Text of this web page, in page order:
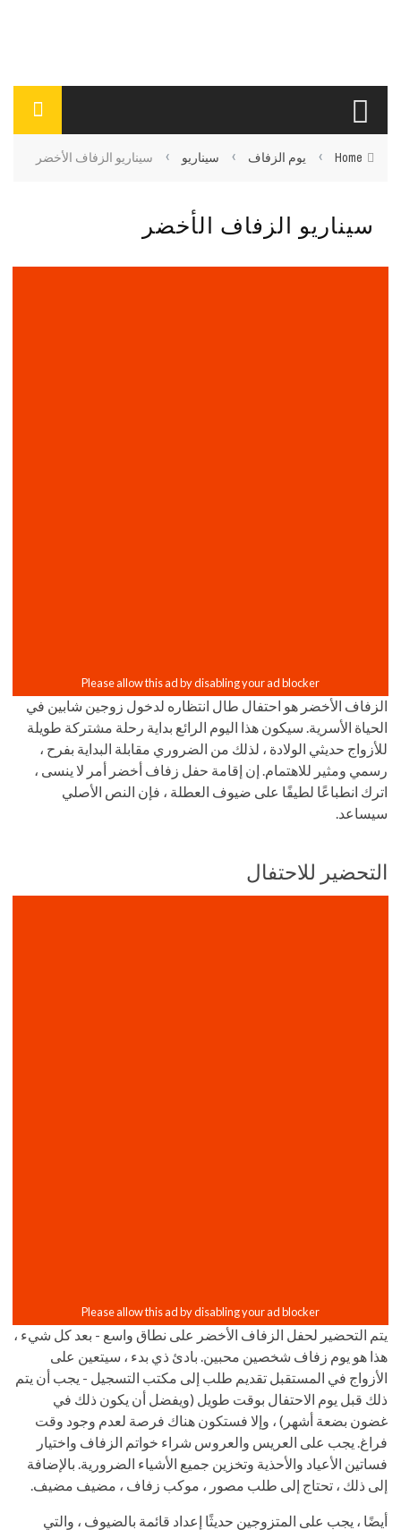
Home
› يوم الزفاف › سيناريو › سيناريو الزفاف الأخضر
سيناريو الزفاف الأخضر
الزفاف الأخضر هو احتفال طال انتظاره لدخول زوجين شابين في
الحياة الأسرية. سيكون هذا اليوم الرائع بداية رحلة مشتركة طويلة
للأزواج حديثي الولادة ، لذلك من الضروري مقابلة البداية بفرح ،
رسمي ومثير للاهتمام. إن إقامة حفل زفاف أخضر أمر لا ينسى ،
اترك انطباعًا لطيفًا على ضيوف العطلة ، فإن النص الأصلي
سيساعد.
التحضير للاحتفال
يتم التحضير لحفل الزفاف الأخضر على نطاق واسع - بعد كل شيء ،
هذا هو يوم زفاف شخصين محبين. بادئ ذي بدء ، سيتعين على
الأزواج في المستقبل تقديم طلب إلى مكتب التسجيل - يجب أن يتم
ذلك قبل يوم الاحتفال بوقت طويل (ويفضل أن يكون ذلك في
غضون بضعة أشهر) ، وإلا فستكون هناك فرصة لعدم وجود وقت
فراغ. يجب على العريس والعروس شراء خواتم الزفاف واختيار
فساتين الأعياد والأحذية وتخزين جميع الأشياء الضرورية. بالإضافة
إلى ذلك ، تحتاج إلى طلب مصور ، موكب زفاف ، مضيف مضيف.
أيضًا ، يجب على المتزوجين حديثًا إعداد قائمة بالضيوف ، والتي